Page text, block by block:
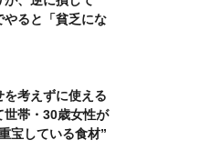
やると「貧乏にな
を考えずに使える
世帯・30歳女性が
宝している食材”